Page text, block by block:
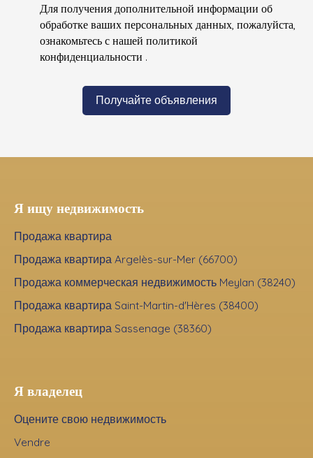
Для получения дополнительной информации об
обработке ваших персональных данных, пожалуйста,
ознакомьтесь с нашей политикой
конфиденциальности .
Получайте объявления
Я ищу недвижимость
Продажа квартира
Продажа квартира Argelès-sur-Mer (66700)
Продажа коммерческая недвижимость Meylan (38240)
Продажа квартира Saint-Martin-d'Hères (38400)
Продажа квартира Sassenage (38360)
Я владелец
Оцените свою недвижимость
Vendre